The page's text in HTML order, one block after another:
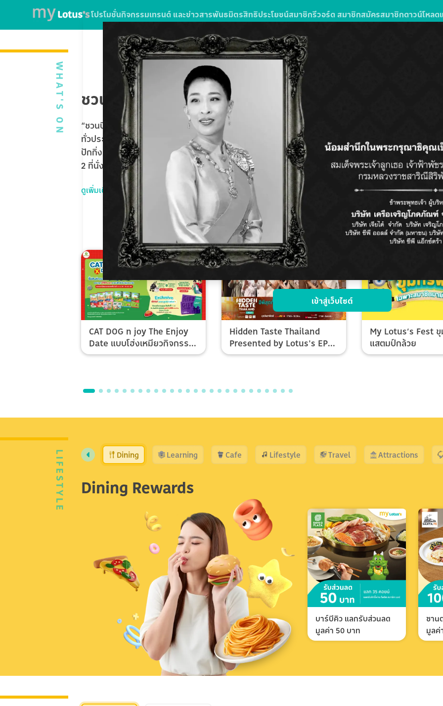
เข้าสู่เว็บไซต์
โปรโมชั่นกิจกรรมเทรนด์ และข่าวสารพันธมิตรสิทธิประโยชน์สมาชิกรีวอร์ด สมาชิกสมัครสมาชิกดาวน์โหลด
WHAT'S ON ชวนบินฟรี ตะลุยปักกิ่ง
“ชวนบินฟรี ตะลุยปักกิ่ง” ใบเสร็จจากการซื้อสินค้าหรือบริการในโลตัสส์มอลล์
ทั่วประเทศ หรือใช้บริการ SPARK EV ที่โลตัส โกเฟรช ลุ้นรับแพ็กเกจทัวร์
ปักกิ่ง Universal Studios Beijing 5 วัน 3 คืน จำนวน 10 รางวัล รางวัลละ
2 ที่นั่ง รวมมูลค่ากว่า 1,020,000 บาท
ดูเพิ่มเติม
CAT DOG n joy The Enjoy
Date แบบโฮ่งเหมียวกิจกรรม
Top Spender & Lucky Fan
Hidden Taste Thailand
Presented by Lotus's EP
Final
My Lotus’s Fest
แสตมป์กล้วย
LIFESTYLE Dining Learning Cafe Lifestyle Travel Attractions
Dining Rewards
บาร์บีคิว แลกรับส่วนลด
มูลค่า 50 บาท
ซาน
มูลค่